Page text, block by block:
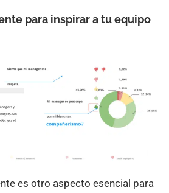
para inspirar a tu equipo
es otro aspecto esencial para